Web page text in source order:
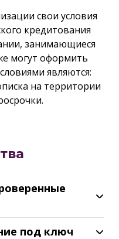
свои условия
кредитования
занимающиеся
могут оформить
являются:
на территории
под ключ